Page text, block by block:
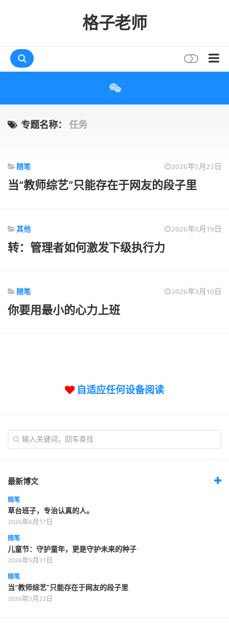
格子老师
互动
标签
论坛
页面
关于
专题名称： 任务
随笔 2026年5月22日
当“教师综艺”只能存在于网友的段子里
其他 2026年5月19日
转：管理者如何激发下级执行力
随笔 2026年3月10日
你要用最小的心力上班
自适应任何设备阅读
最新博文
随笔
草台班子，专治认真的人。
2026年6月17日
随笔
儿童节：守护童年，更是守护未来的种子
2026年5月31日
随笔
当“教师综艺”只能存在于网友的段子里
2026年5月22日